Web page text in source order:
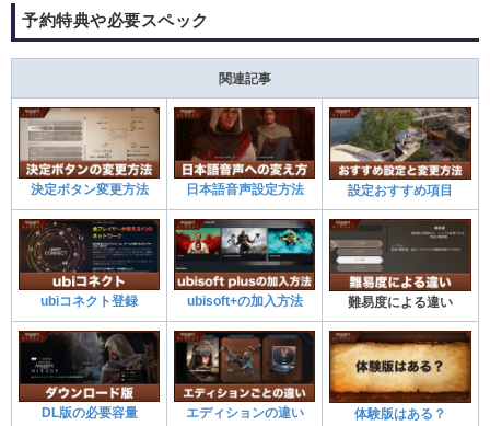
予約特典や必要スペック
関連記事
決定ボタン変更方法 日本語音声設定方法 設定おすすめ項目
ubiコネクト登録 ubisoft+の加入方法 難易度による違い
DL版の必要容量 エディションの違い 体験版はある？